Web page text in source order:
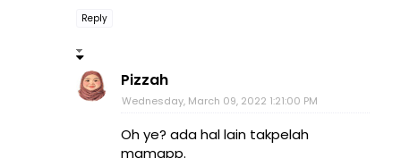
Reply
Pizzah
Wednesday, March 09, 2022 1:21:00 PM
Oh ye? ada hal lain takpelah
mamapp.